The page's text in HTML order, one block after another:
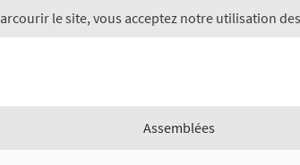
le site, vous acceptez notre utilisation
Assemblées